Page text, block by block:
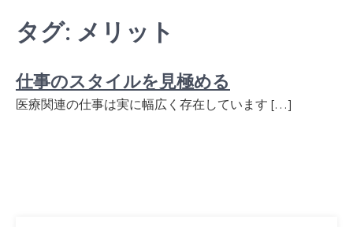
タグ: メリット
仕事のスタイルを見極める
医療関連の仕事は実に幅広く存在しています […]